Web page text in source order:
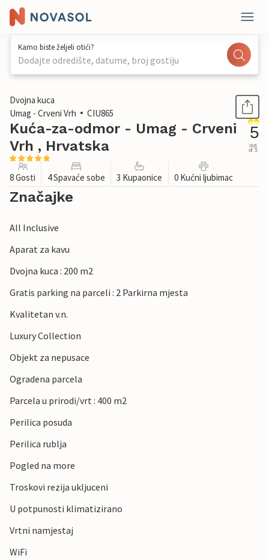
Kamo biste željeli otići?
Dodajte odredište, datume, broj gostiju
1 / 42
Dvojna kuca
Umag - Crveni Vrh
CIU865
Kuća-za-odmor - Umag - Crveni
Vrh , Hrvatska
5
out
of 5
8 Gosti 4 Spavaće sobe 3 Kupaonice 0 Kućni ljubimac
Značajke
All Inclusive
Aparat za kavu
Dvojna kuca : 200 m2
Gratis parking na parceli : 2 Parkirna mjesta
Kvalitetan v.n.
Luxury Collection
Objekt za nepusace
Ogradena parcela
Parcela u prirodi/vrt : 400 m2
Perilica posuda
Perilica rublja
Pogled na more
Troskovi rezija ukljuceni
U potpunosti klimatizirano
Vrtni namjestaj
WiFi